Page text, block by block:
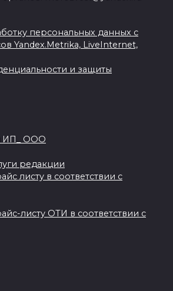
персональных данных с
Yandex.Metrika, LiveInternet,
и защиты
ИП_ ООО
редакции
листу в соответствии с
листу ОТИ в соответствии с